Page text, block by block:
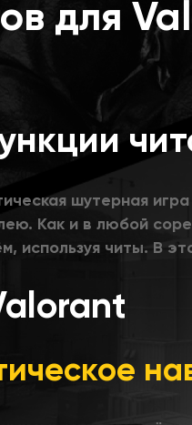
для
шутерная
Как и в любой
используя читы. В